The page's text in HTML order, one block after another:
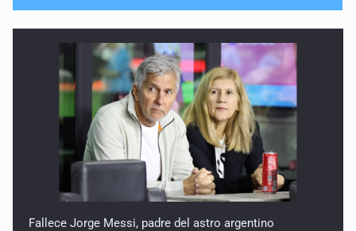
Fallece Jorge Messi, padre del astro argentino